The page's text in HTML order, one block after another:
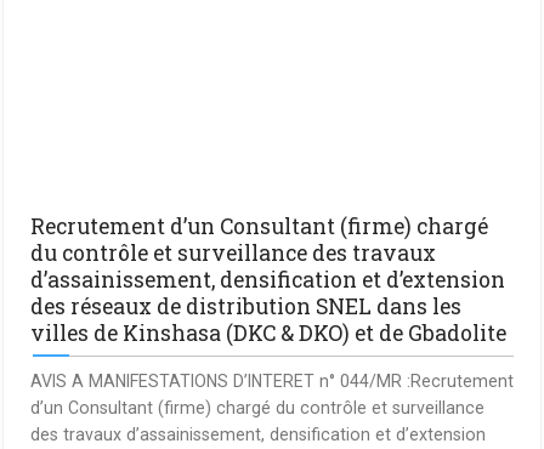
Recrutement d’un Consultant (firme) chargé
du contrôle et surveillance des travaux
d’assainissement, densification et d’extension
des réseaux de distribution SNEL dans les
villes de Kinshasa (DKC & DKO) et de Gbadolite
AVIS A MANIFESTATIONS D’INTERET n° 044/MR :Recrutement
d’un Consultant (firme) chargé du contrôle et surveillance
des travaux d’assainissement, densification et d’extension